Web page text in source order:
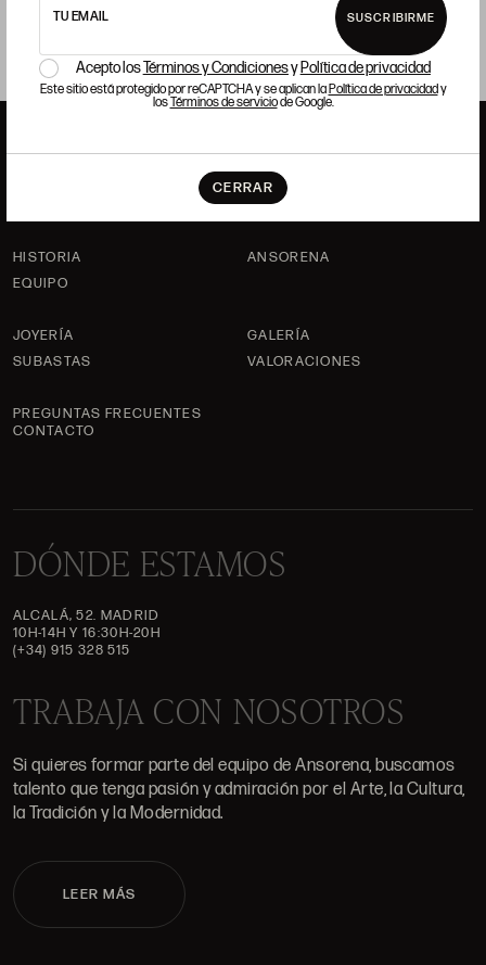
TU EMAIL SUSCRIBIRME
Acepto losTérminos y Condicionesy Política de privacidad
Este sitio está protegido por reCAPTCHA y se aplican laPolítica de privacidady
losTérminos de serviciode Google.
CERRAR
HISTORIA
ANSORENA
EQUIPO
JOYERÍA
GALERÍA
SUBASTAS
VALORACIONES
PREGUNTAS FRECUENTES
CONTACTO
DÓNDE ESTAMOS
ALCALÁ, 52. MADRID
10H-14H Y 16:30H-20H
(+34) 915 328 515
TRABAJA CON NOSOTROS
Si quieres formar parte del equipo de Ansorena, buscamos
talento que tenga pasión y admiración por el Arte, la Cultura,
la Tradición y la Modernidad.
LEER MÁS